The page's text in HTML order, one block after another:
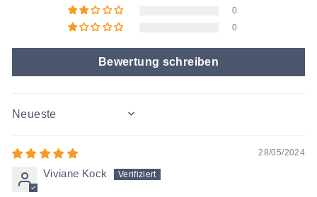
0
0
Bewertung schreiben
SORT BY
28/05/2024
Viviane Kock